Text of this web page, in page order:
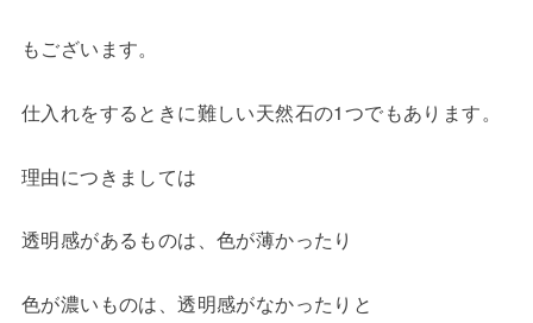
もございます。
仕入れをするときに難しい天然石の1つでもあります。
理由につきましては
透明感があるものは、色が薄かったり
色が濃いものは、透明感がなかったりと